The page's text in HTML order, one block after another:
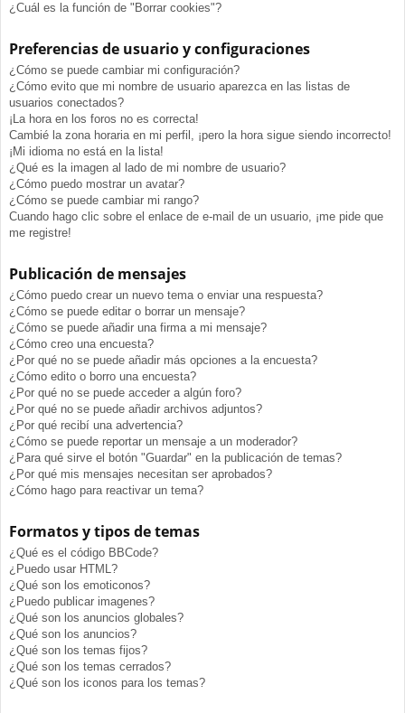
¿Cuál es la función de "Borrar cookies"?
Preferencias de usuario y configuraciones
¿Cómo se puede cambiar mi configuración?
¿Cómo evito que mi nombre de usuario aparezca en las listas de
usuarios conectados?
¡La hora en los foros no es correcta!
Cambié la zona horaria en mi perfil, ¡pero la hora sigue siendo incorrecto!
¡Mi idioma no está en la lista!
¿Qué es la imagen al lado de mi nombre de usuario?
¿Cómo puedo mostrar un avatar?
¿Cómo se puede cambiar mi rango?
Cuando hago clic sobre el enlace de e-mail de un usuario, ¡me pide que
me registre!
Publicación de mensajes
¿Cómo puedo crear un nuevo tema o enviar una respuesta?
¿Cómo se puede editar o borrar un mensaje?
¿Cómo se puede añadir una firma a mi mensaje?
¿Cómo creo una encuesta?
¿Por qué no se puede añadir más opciones a la encuesta?
¿Cómo edito o borro una encuesta?
¿Por qué no se puede acceder a algún foro?
¿Por qué no se puede añadir archivos adjuntos?
¿Por qué recibí una advertencia?
¿Cómo se puede reportar un mensaje a un moderador?
¿Para qué sirve el botón "Guardar" en la publicación de temas?
¿Por qué mis mensajes necesitan ser aprobados?
¿Cómo hago para reactivar un tema?
Formatos y tipos de temas
¿Qué es el código BBCode?
¿Puedo usar HTML?
¿Qué son los emoticonos?
¿Puedo publicar imagenes?
¿Qué son los anuncios globales?
¿Qué son los anuncios?
¿Qué son los temas fijos?
¿Qué son los temas cerrados?
¿Qué son los iconos para los temas?